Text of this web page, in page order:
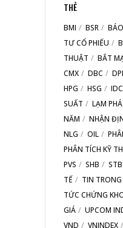
THẺ
BMI BSR
TƯ CỔ PHIẾU
THUẬT
BẮT
CMX
DBC
HPG
HSG IDC
SUẤT
LẠM
NĂM
NHẬN
NLG
OIL
PHÂN TÍCH KỸ
PVS
SHB STB
TẾ
TIN
TỨC CHỨNG
GIÁ
UPCOM
VND
VNINDEX